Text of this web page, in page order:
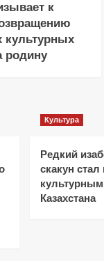
к
культурных
родину
Культура
Редкий
скакун
Казахстана